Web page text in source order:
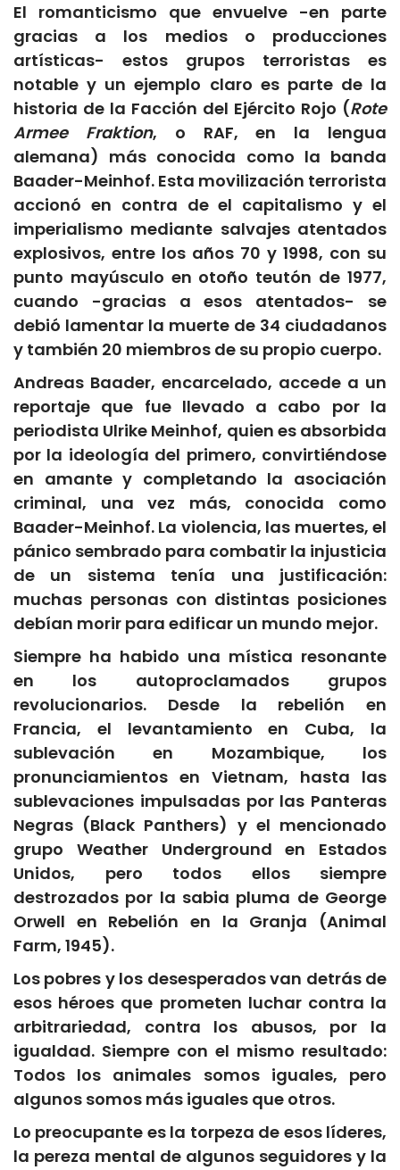
El romanticismo que envuelve -en parte
gracias a los medios o producciones
artísticas- estos grupos terroristas es
notable y un ejemplo claro es parte de la
historia de la Facción del Ejército Rojo (Rote
Armee Fraktion, o RAF, en la lengua
alemana) más conocida como la banda
Baader-Meinhof. Esta movilización terrorista
accionó en contra de el capitalismo y el
imperialismo mediante salvajes atentados
explosivos, entre los años 70 y 1998, con su
punto mayúsculo en otoño teutón de 1977,
cuando -gracias a esos atentados- se
debió lamentar la muerte de 34 ciudadanos
y también 20 miembros de su propio cuerpo.
Andreas Baader, encarcelado, accede a un
reportaje que fue llevado a cabo por la
periodista Ulrike Meinhof, quien es absorbida
por la ideología del primero, convirtiéndose
en amante y completando la asociación
criminal, una vez más, conocida como
Baader-Meinhof. La violencia, las muertes, el
pánico sembrado para combatir la injusticia
de un sistema tenía una justificación:
muchas personas con distintas posiciones
debían morir para edificar un mundo mejor.
Siempre ha habido una mística resonante
en los autoproclamados grupos
revolucionarios. Desde la rebelión en
Francia, el levantamiento en Cuba, la
sublevación en Mozambique, los
pronunciamientos en Vietnam, hasta las
sublevaciones impulsadas por las Panteras
Negras (Black Panthers) y el mencionado
grupo Weather Underground en Estados
Unidos, pero todos ellos siempre
destrozados por la sabia pluma de George
Orwell en Rebelión en la Granja (Animal
Farm, 1945).
Los pobres y los desesperados van detrás de
esos héroes que prometen luchar contra la
arbitrariedad, contra los abusos, por la
igualdad. Siempre con el mismo resultado:
Todos los animales somos iguales, pero
algunos somos más iguales que otros.
Lo preocupante es la torpeza de esos líderes,
la pereza mental de algunos seguidores y la